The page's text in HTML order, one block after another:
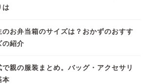
は
のお弁当箱のサイズは？おかずのおすす
の紹介
親の服装まとめ。バッグ・アクセサリ
本